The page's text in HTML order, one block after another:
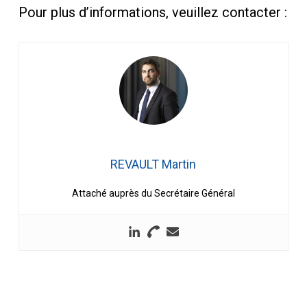
Pour plus d’informations, veuillez contacter :
REVAULT Martin
Attaché auprès du Secrétaire Général